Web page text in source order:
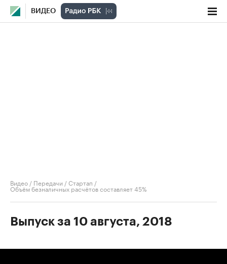
ВИДЕО
Видео / Передачи /Стартап /
Объём безналичных расчётов составляет 45%
Выпуск за 10 августа, 2018